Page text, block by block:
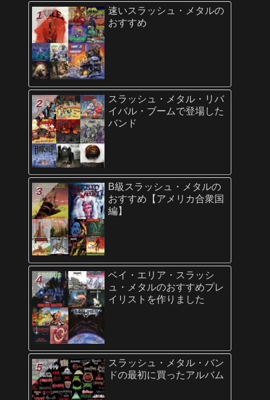
速いスラッシュ・メタルの
おすすめ
スラッシュ・メタル・リバ
イバル・ブームで登場した
バンド
B級スラッシュ・メタルの
おすすめ【アメリカ合衆国
編】
ベイ・エリア・スラッシ
ュ・メタルのおすすめプレ
イリストを作りました
スラッシュ・メタル・バン
ドの最初に買ったアルバム